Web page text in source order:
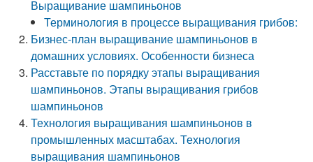
Выращивание шампиньонов
Терминология в процессе выращивания грибов:
Бизнес-план выращивание шампиньонов в
домашних условиях. Особенности бизнеса
Расставьте по порядку этапы выращивания
шампиньонов. Этапы выращивания грибов
шампиньонов
Технология выращивания шампиньонов в
промышленных масштабах. Технология
выращивания шампиньонов